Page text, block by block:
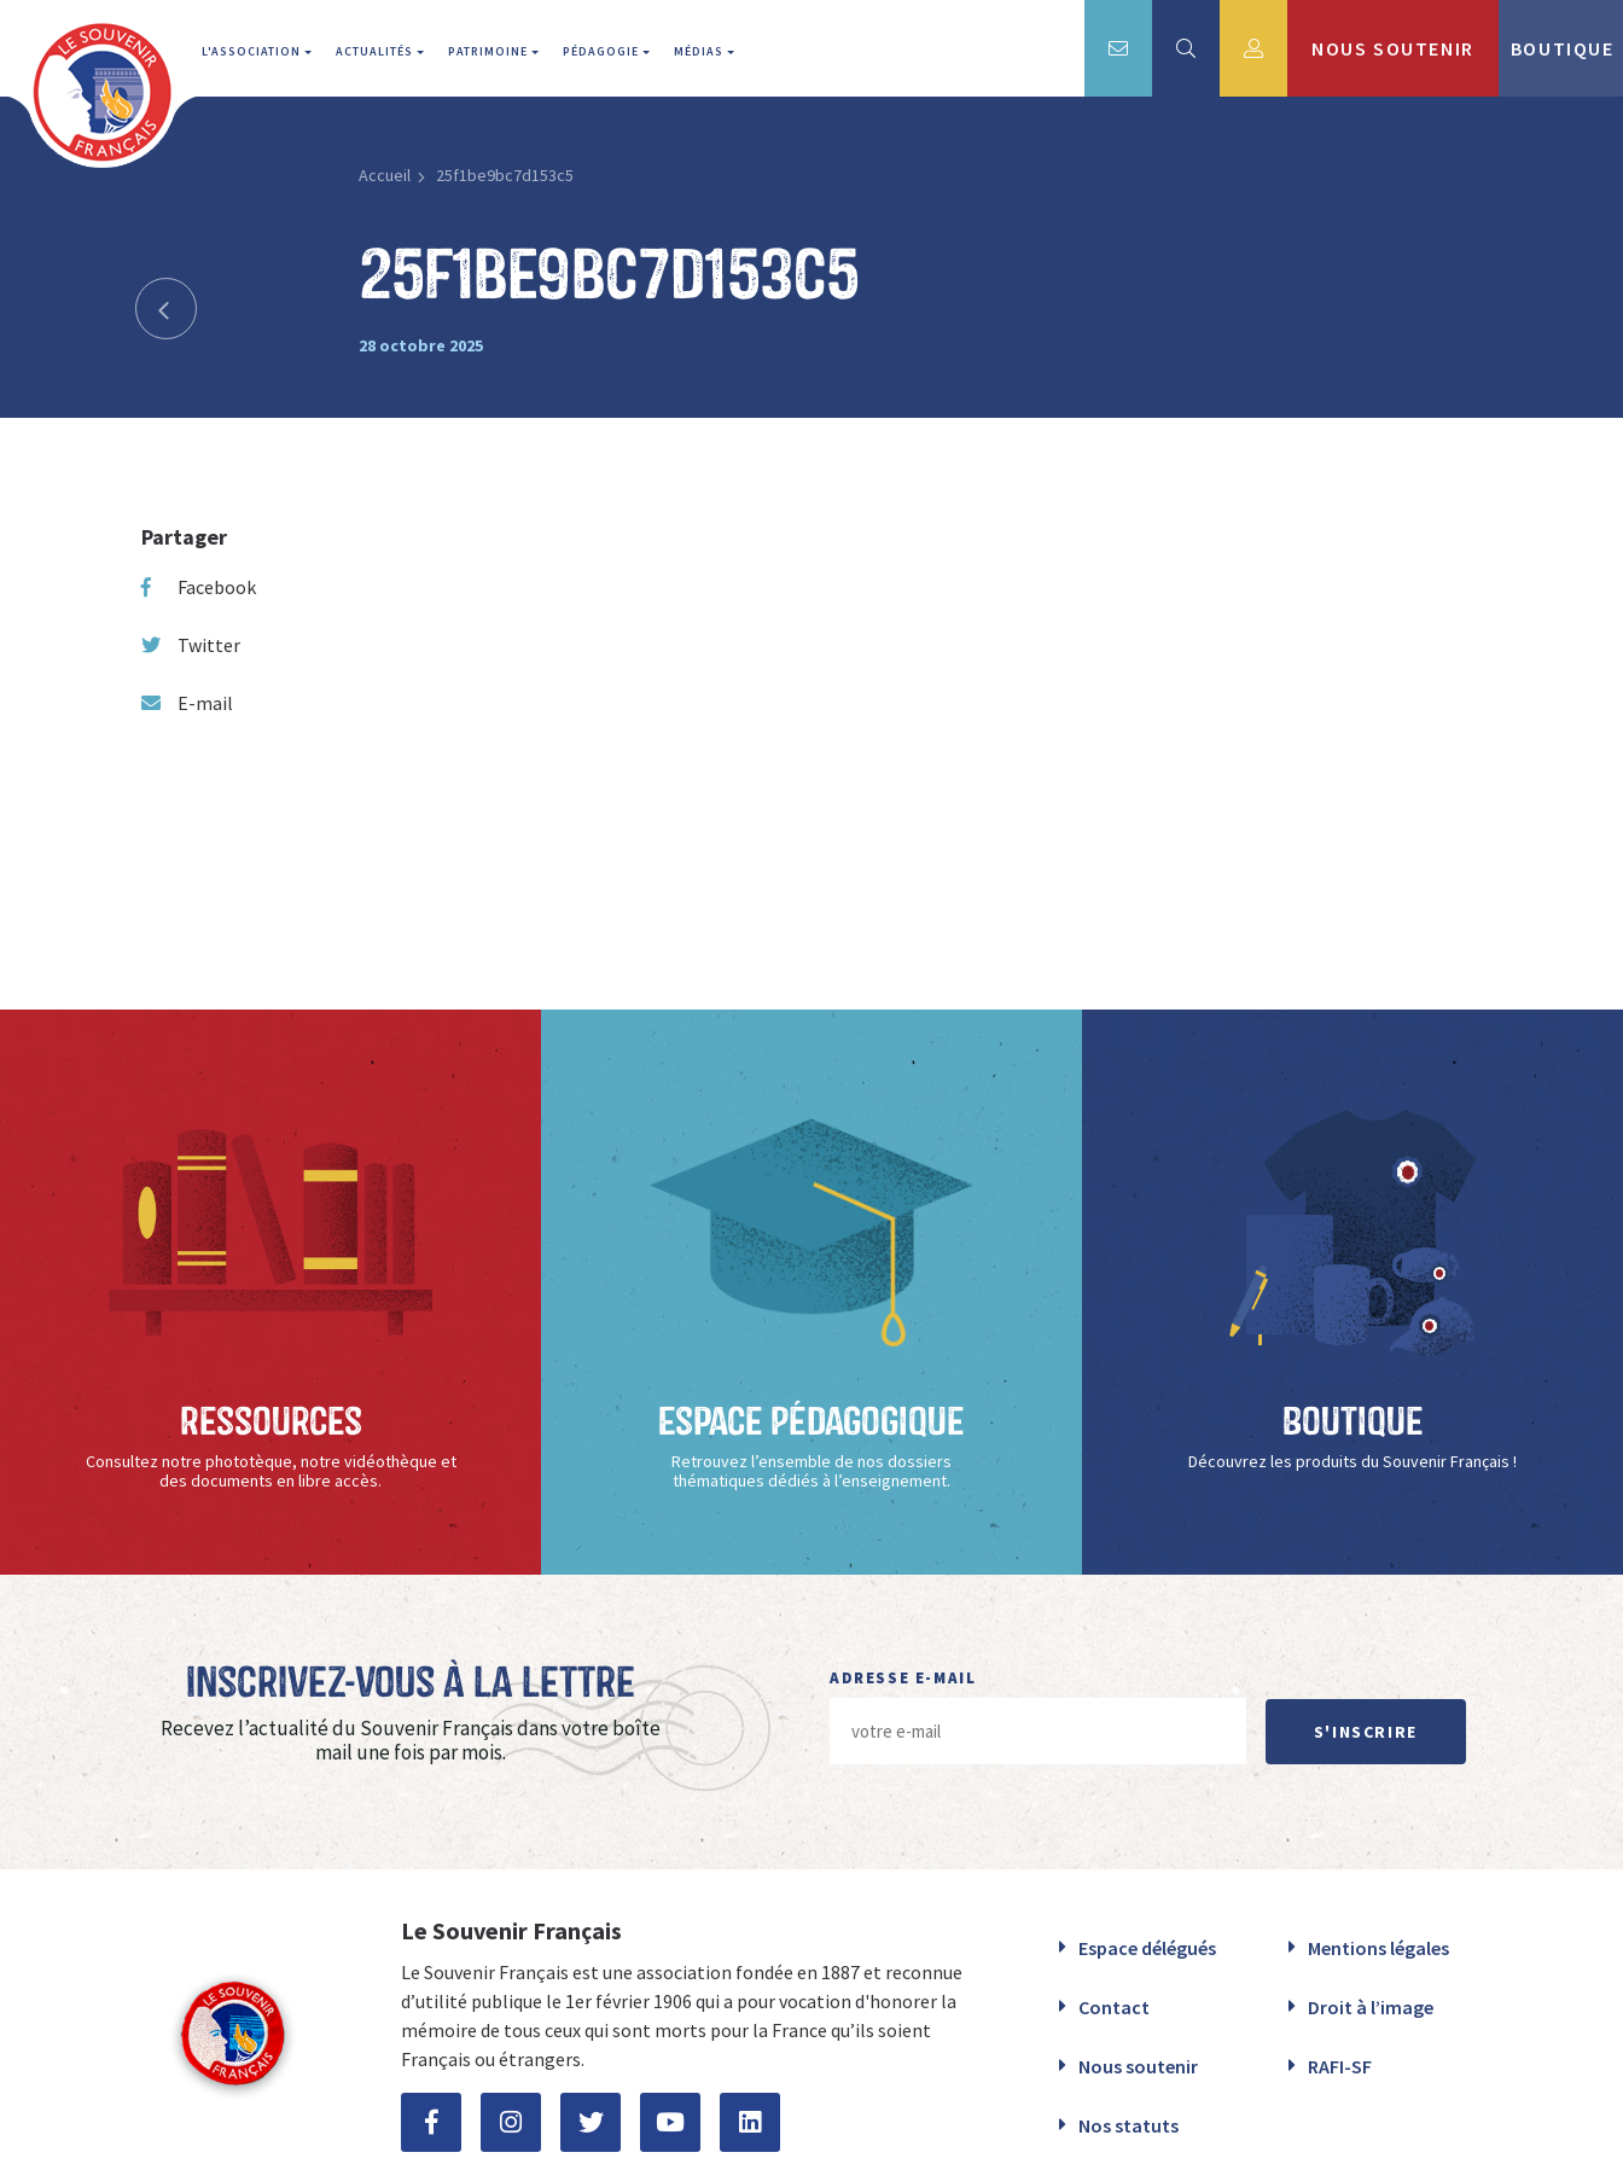
L'ASSOCIATION ACTUALITÉS PATRIMOINE PÉDAGOGIE MÉDIAS NOUS SOUTENIR BOUTIQUE
Accueil 25f1be9bc7d153c5
25f1be9bc7d153c5
28 octobre 2025
Partager
Facebook
Twitter
E-mail
Ressources
Consultez notre phototèque, notre vidéothèque et
des documents en libre accès.
Espace Pédagogique
Retrouvez l’ensemble de nos dossiers
thématiques dédiés à l’enseignement.
Boutique
Découvrez les produits du Souvenir Français !
Inscrivez-vous à La Lettre
Recevez l’actualité du Souvenir Français dans votre boîte
mail une fois par mois.
ADRESSE E-MAIL
S'INSCRIRE
Le Souvenir Français
Le Souvenir Français est une association fondée en 1887 et reconnue
d’utilité publique le 1er février 1906 qui a pour vocation d'honorer la
mémoire de tous ceux qui sont morts pour la France qu’ils soient
Français ou étrangers.
Espace délégués Mentions légales
Contact Droit à l’image
Nous soutenir RAFI-SF
Nos statuts